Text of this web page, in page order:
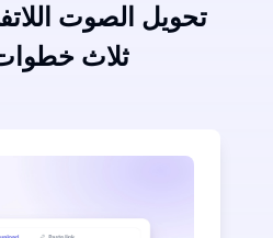
تحويل الصوت
ثلاث